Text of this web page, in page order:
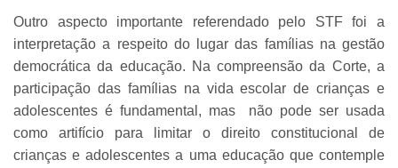
Outro aspecto importante referendado pelo STF foi a
interpretação a respeito do lugar das famílias na gestão
democrática da educação. Na compreensão da Corte, a
participação das famílias na vida escolar de crianças e
adolescentes é fundamental, mas não pode ser usada
como artifício para limitar o direito constitucional de
crianças e adolescentes a uma educação que contemple